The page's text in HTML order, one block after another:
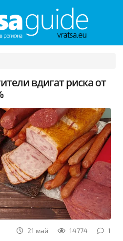
вдигат риска от
21 май 14774 1